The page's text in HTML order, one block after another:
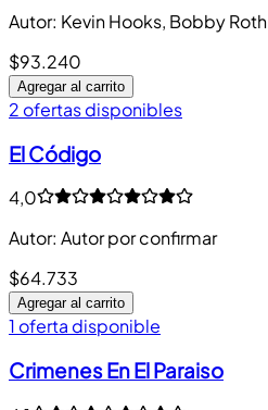
Autor: Kevin Hooks, Bobby Roth
$93.240
Agregar al carrito
2 ofertas disponibles
El Código
4,0
Autor: Autor por confirmar
$64.733
Agregar al carrito
1 oferta disponible
Crimenes En El Paraiso